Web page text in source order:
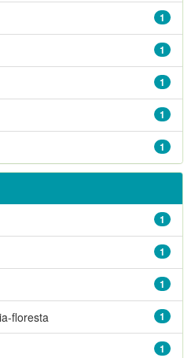
1
1
1
1
1
1
1
1
1
floresta
1